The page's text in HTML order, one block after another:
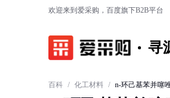
欢迎来到爱采购，百度旗下B2B平台
寻
百科 / 化工材料 / n-环己基苯并噻